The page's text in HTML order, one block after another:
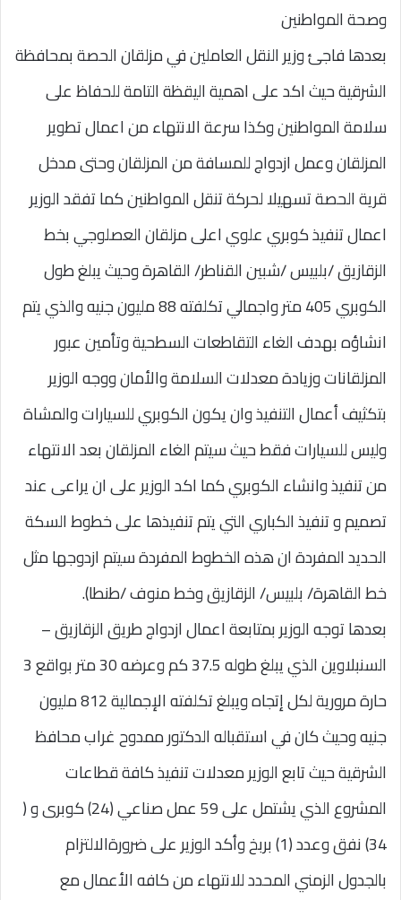
وصحة المواطنين
بعدها فاجئ وزير النقل العاملين في مزلقان الحصة بمحافظة
الشرقية حيث اكد على اهمية اليقظة التامة للحفاظ على
سلامة المواطنين وكذا سرعة الانتهاء من اعمال تطوير
المزلقان وعمل ازدواج للمسافة من المزلقان وحتى مدخل
قرية الحصة تسهيلا لحركة تنقل المواطنين كما تفقد الوزير
اعمال تنفيذ كوبري علوي اعلى مزلقان العصلوجي بخط
الزقازيق /بلبيس /شبين القناطر/ القاهرة وحيث يبلغ طول
الكوبري 405 متر واجمالي تكلفته 88 مليون جنيه والذي يتم
انشاؤه بهدف الغاء التقاطعات السطحية وتأمين عبور
المزلقانات وزيادة معدلات السلامة والأمان ووجه الوزير
بتكثيف أعمال التنفيذ وان يكون الكوبري للسيارات والمشاة
وليس للسيارات فقط حيث سيتم الغاء المزلقان بعد الانتهاء
من تنفيذ وانشاء الكوبري كما اكد الوزير على ان يراعى عند
تصميم و تنفيذ الكباري التي يتم تنفيذها على خطوط السكة
الحديد المفردة ان هذه الخطوط المفردة سيتم ازدوجها مثل
خط القاهرة/ بلبيس/ الزقازيق وخط منوف /طنطا).
بعدها توجه الوزير بمتابعة اعمال ازدواج طريق الزقازيق –
السنبلاوين الذي يبلغ طوله 37.5 كم وعرضه 30 متر بواقع 3
حارة مرورية لكل إتجاه ويبلغ تكلفته الإجمالية 812 مليون
جنيه وحيث كان في استقباله الدكتور ممدوح غراب محافظ
الشرقية حيث تابع الوزير معدلات تنفيذ كافة قطاعات
المشروع الذي يشتمل على 59 عمل صناعي (24) كوبرى و (
34) نفق وعدد (1) بربخ وأكد الوزير على ضرورةالالتزام
بالجدول الزمني المحدد للانتهاء من كافه الأعمال مع